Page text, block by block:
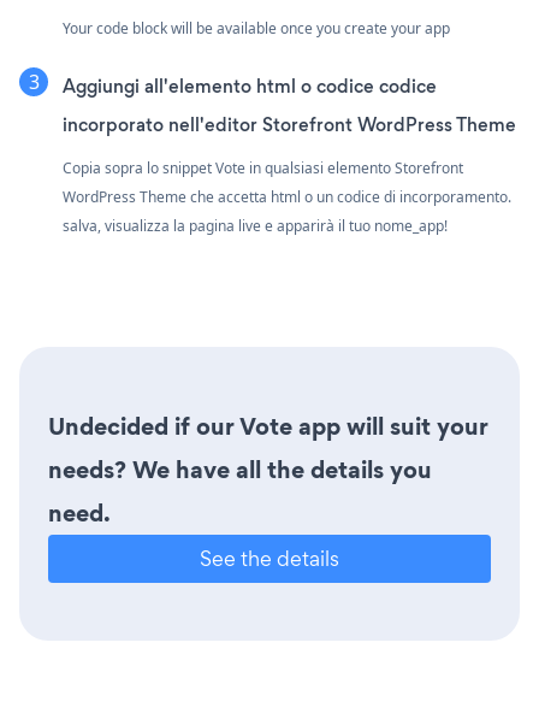
Your code block will be available once you create your app
Aggiungi all'elemento html o codice codice
incorporato nell'editor Storefront WordPress Theme
Copia sopra lo snippet Vote in qualsiasi elemento Storefront
WordPress Theme che accetta html o un codice di incorporamento.
salva, visualizza la pagina live e apparirà il tuo nome_app!
Undecided if our Vote app will suit your
needs? We have all the details you
need.
See the details